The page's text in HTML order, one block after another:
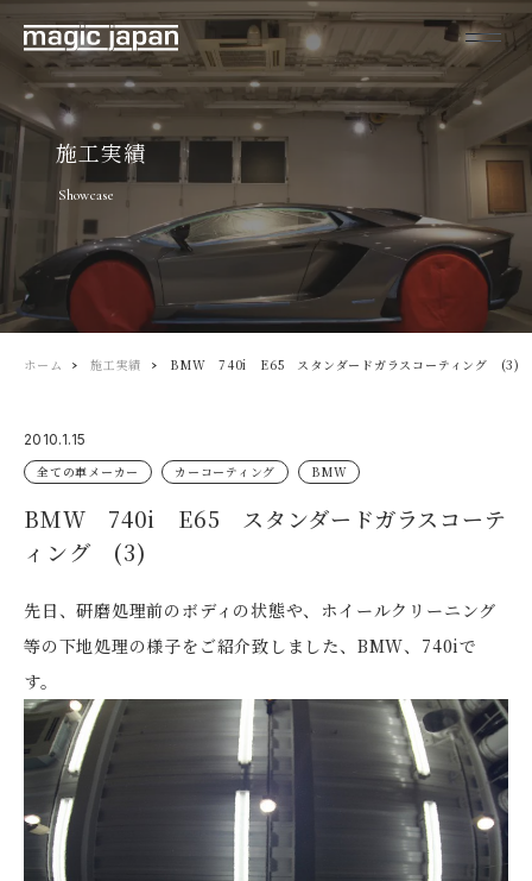
施工実績
Showcase
ホーム 施工実績 BMW 740i E65 スタンダードガラスコーティング (3)
2010.1.15
全ての車メーカー
カーコーティング BMW
BMW 740i E65 スタンダードガラスコーテ
ィング (3)
先日、研磨処理前のボディの状態や、ホイールクリーニング
等の下地処理の様子をご紹介致しました、BMW、740iで
す。